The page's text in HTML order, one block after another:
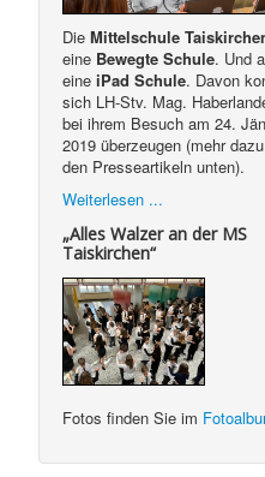
DieMittelschule
eine Bewegte Schule. Und
eineiPad Schule. Davon
sich LH-Stv. Mag.
bei ihrem Besuch am 24.
2019 überzeugen (mehr
den Presseartikeln unten).
Weiterlesen ...
„Alles Walzer an der MS
Taiskirchen“
Fotos finden Sie im